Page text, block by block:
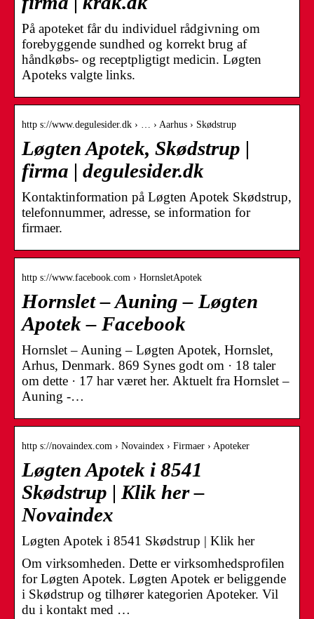
På apoteket får du individuel rådgivning om
forebyggende sundhed og korrekt brug af
håndkøbs- og receptpligtigt medicin. Løgten
Apoteks valgte links.
http s://www.degulesider.dk › … › Aarhus › Skødstrup
Løgten Apotek, Skødstrup |
firma | degulesider.dk
Kontaktinformation på Løgten Apotek Skødstrup,
telefonnummer, adresse, se information for
firmaer.
http s://www.facebook.com › HornsletApotek
Hornslet – Auning – Løgten
Apotek – Facebook
Hornslet – Auning – Løgten Apotek, Hornslet,
Arhus, Denmark. 869 Synes godt om · 18 taler
om dette · 17 har været her. Aktuelt fra Hornslet –
Auning -…
http s://novaindex.com › Novaindex › Firmaer › Apoteker
Løgten Apotek i 8541
Skødstrup | Klik her –
Novaindex
Løgten Apotek i 8541 Skødstrup | Klik her
Om virksomheden. Dette er virksomhedsprofilen
for Løgten Apotek. Løgten Apotek er beliggende
i Skødstrup og tilhører kategorien Apoteker. Vil
du i kontakt med …